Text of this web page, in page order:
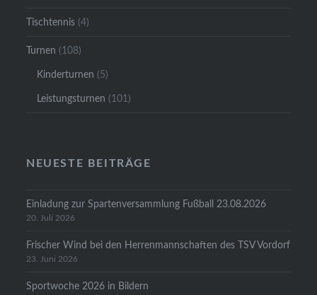
Tischtennis (4)
Turnen (108)
Kinderturnen (5)
Leistungsturnen (101)
NEUESTE BEITRÄGE
Einladung zur Spartenversammlung Fußball 23.08.2026
20. Juli 2026
Frischer Wind bei den Herrenmannschaften des TSV Vordorf
23. Juni 2026
Sportwoche 2026 in Bildern